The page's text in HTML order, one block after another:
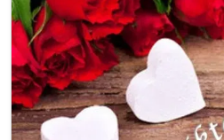
1 x eine Flasche Mineralwasser
inkl. 10% Greenfee Ermäßigung
inkl. Parkplatz
inkl. Mineralwasser auf dem
inkl. Nutzung W-Lan
Welcome Drink